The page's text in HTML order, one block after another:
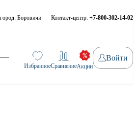
Боровичи Контакт-центр: +7-800-302-14-02
ИзбранноеСравнениеАкции
Войти